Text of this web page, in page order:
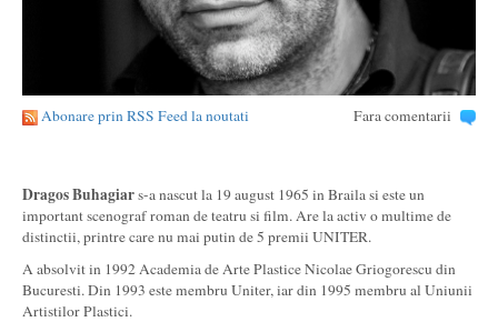
Abonare prin RSS Feed la noutati Fara comentarii
Dragos Buhagiars-a nascut la 19 august 1965 in Braila si este un
important scenograf roman de teatru si film. Are la activ o multime de
distinctii, printre care nu mai putin de 5 premii UNITER.
A absolvit in 1992 Academia de Arte Plastice Nicolae Griogorescu din
Bucuresti. Din 1993 este membru Uniter, iar din 1995 membru al Uniunii
Artistilor Plastici.